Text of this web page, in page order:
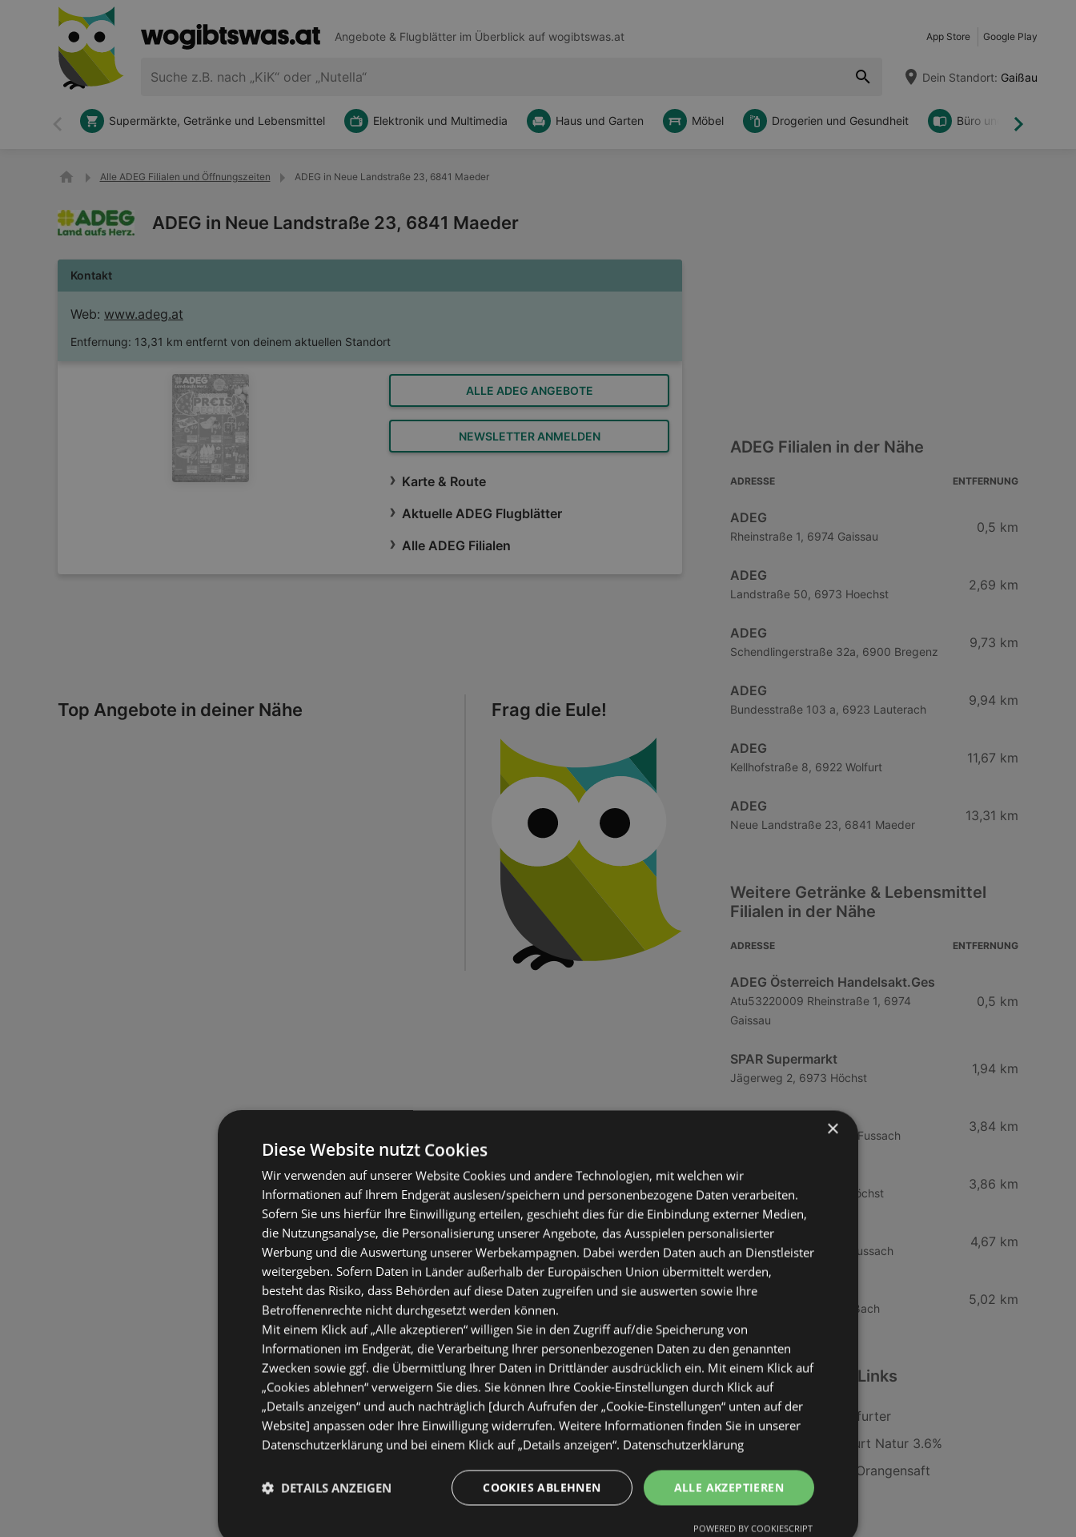
Angebote & Flugblätter im Überblick auf wogibtswas.at App Store Google Play
Dein Standort: Gaißau
Zurück Weiter
Supermärkte, Getränke und Lebensmittel Elektronik und Multimedia Haus und Garten Möbel Drogerien und Gesundheit Büro und DIY
Alle ADEG Filialen und Öffnungszeiten ADEG in Neue Landstraße 23, 6841 Maeder
ADEG in Neue Landstraße 23, 6841 Maeder
Kontakt
Web: www.adeg.at
Entfernung: 13,31 km entfernt von deinem aktuellen Standort
ALLE ADEG ANGEBOTE
NEWSLETTER ANMELDEN
Karte & Route
Aktuelle ADEG Flugblätter
Alle ADEG Filialen
Top Angebote in deiner Nähe Frag die Eule!
ADEG Filialen in der Nähe
ADRESSE ENTFERNUNG
ADEG
Rheinstraße 1, 6974 Gaissau
0,5 km
ADEG
Landstraße 50, 6973 Hoechst
2,69 km
ADEG
Schendlingerstraße 32a, 6900 Bregenz
9,73 km
ADEG
Bundesstraße 103 a, 6923 Lauterach
9,94 km
ADEG
Kellhofstraße 8, 6922 Wolfurt
11,67 km
ADEG
Neue Landstraße 23, 6841 Maeder
13,31 km
Weitere Getränke & Lebensmittel
Filialen in der Nähe
ADRESSE ENTFERNUNG
ADEG Österreich Handelsakt.Ges
Atu53220009 Rheinstraße 1, 6974
Gaissau
0,5 km
SPAR Supermarkt
Jägerweg 2, 6973 Höchst
1,94 km
Bundesstraße 80, 6972 Fussach
3,84 km
HOFER
Gartenstraße 6, 6973 Höchst
3,86 km
Mähr Handels GmbH
Haderstraße 84, 6972 Fussach
4,67 km
Spar Supermarkt
Dorfstraße 46, 6972 Fußach
5,02 km
Weiterführende Links
Ja! Natürlich Frankfurter
Ja! Natürlich Joghurt Natur 3.6%
Rauch Happy Day Orangensaft
ADEG Angebote
PENNY Angebote
×
Diese Website nutzt Cookies
Wir verwenden auf unserer Website Cookies und andere Technologien, mit welchen wir
Informationen auf Ihrem Endgerät auslesen/speichern und personenbezogene Daten verarbeiten.
Sofern Sie uns hierfür Ihre Einwilligung erteilen, geschieht dies für die Einbindung externer Medien,
die Nutzungsanalyse, die Personalisierung unserer Angebote, das Ausspielen personalisierter
Werbung und die Auswertung unserer Werbekampagnen. Dabei werden Daten auch an Dienstleister
weitergeben. Sofern Daten in Länder außerhalb der Europäischen Union übermittelt werden,
besteht das Risiko, dass Behörden auf diese Daten zugreifen und sie auswerten sowie Ihre
Betroffenenrechte nicht durchgesetzt werden können.
Mit einem Klick auf „Alle akzeptieren“ willigen Sie in den Zugriff auf/die Speicherung von
Informationen im Endgerät, die Verarbeitung Ihrer personenbezogenen Daten zu den genannten
Zwecken sowie ggf. die Übermittlung Ihrer Daten in Drittländer ausdrücklich ein. Mit einem Klick auf
„Cookies ablehnen“ verweigern Sie dies. Sie können Ihre Cookie-Einstellungen durch Klick auf
„Details anzeigen“ und auch nachträglich [durch Aufrufen der „Cookie-Einstellungen“ unten auf der
Website] anpassen oder Ihre Einwilligung widerrufen. Weitere Informationen finden Sie in unserer
Datenschutzerklärung und bei einem Klick auf „Details anzeigen“. Datenschutzerklärung
ALLE AKZEPTIEREN
COOKIES ABLEHNEN
DETAILS ANZEIGEN
POWERED BY COOKIESCRIPT